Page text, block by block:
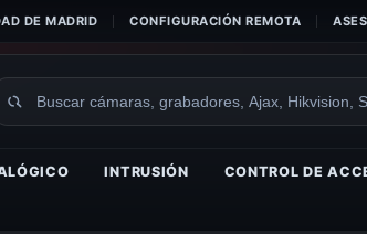
DE MADRID CONFIGURACIÓN REMOTA
INTRUSIÓN CONTROL DE